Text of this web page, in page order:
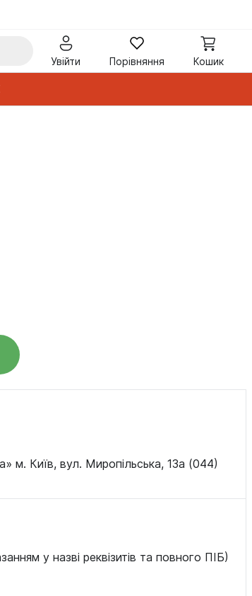
Увійти Порівняння Кошик
м. Київ, вул. Миропільська, 13а (044)
у назві реквізитів та повного ПІБ)